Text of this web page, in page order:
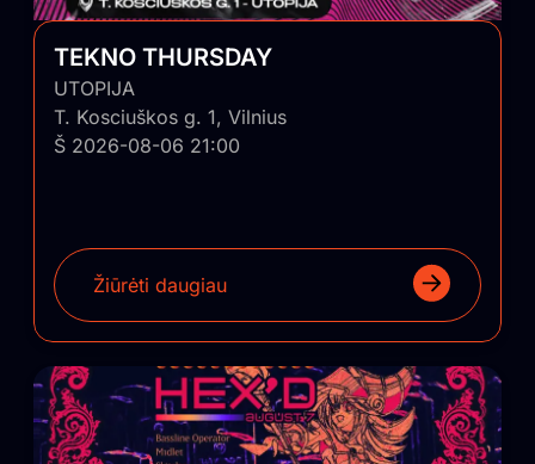
TEKNO THURSDAY
UTOPIJA
T. Kosciuškos g. 1, Vilnius
Š 2026-08-06 21:00
Žiūrėti daugiau